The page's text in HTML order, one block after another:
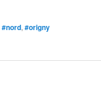
#nord, #origny